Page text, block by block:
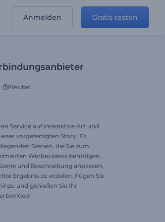
Anmelden Gratis testen
Flexibel
Service auf interaktive Art und
vorgefertigten Story. Es
Szenen, die Sie zum
Werbevideos benötigen.
und Beschreibung anpassen,
Ergebnis zu erzielen. Fügen Sie
und genießen Sie Ihr